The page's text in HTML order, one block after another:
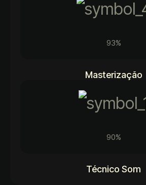
93%
Masterização
90%
Técnico Som